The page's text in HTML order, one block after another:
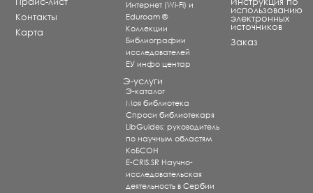
Контакты
Карта
Интернет (Wi-Fi) и
Eduroam ®
Коллекции
Библиографии
исследователей
ЕУ инфо центар
Э-услуги
Э-каталог
Моя библиотека
Спроси библиотекаря
LibGuides: руководитель
по научным областям
КоБСОН
E-CRIS.SR Научно-
исследовательская
деятельность в Сербии
использованию
электронных
источников
Заказ